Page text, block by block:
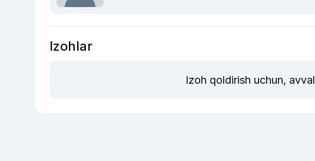
Izohlar
Izoh qoldirish uchun, avval